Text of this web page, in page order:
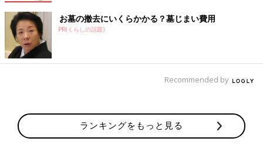
でと分娩室でのこれからの呼吸法とか教えてもらいながら助産師
さんとお喋り。
この時はまだまだだと思ってた。笑
夫が来る前にお手洗い行っときますって、イテテテってなりなが
返事した気がする。
かなり痛くて、汗だく。
お墓の撤去にいくらかかる？墓じまい費用
PR(くらしの話題)
Recommended by
ランキングをもっと見る